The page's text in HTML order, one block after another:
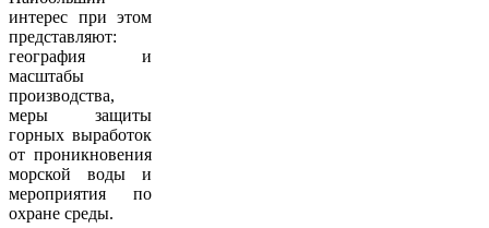
интерес при этом
представляют:
география и
масштабы
производства,
меры защиты
горных выработок
от проникновения
морской воды и
мероприятия по
охране среды.